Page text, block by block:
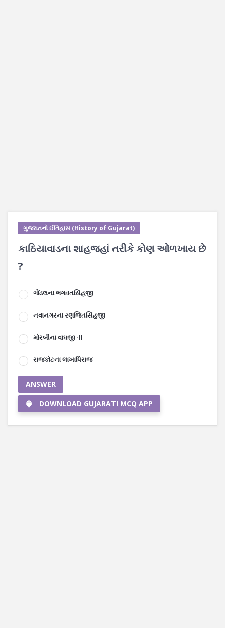
ગુજરાતનો ઈતિહાસ (History of Gujarat)
કાઠિયાવાડના શાહજહાં તરીકે કોણ ઓળખાય છે
?
ગોંડલના ભગવતસિંહજી
નવાનગરના રણજિતસિંહજી
મોરબીના વાઘજી -II
રાજકોટના લાખાધિરાજ
ANSWER
DOWNLOAD GUJARATI MCQ APP